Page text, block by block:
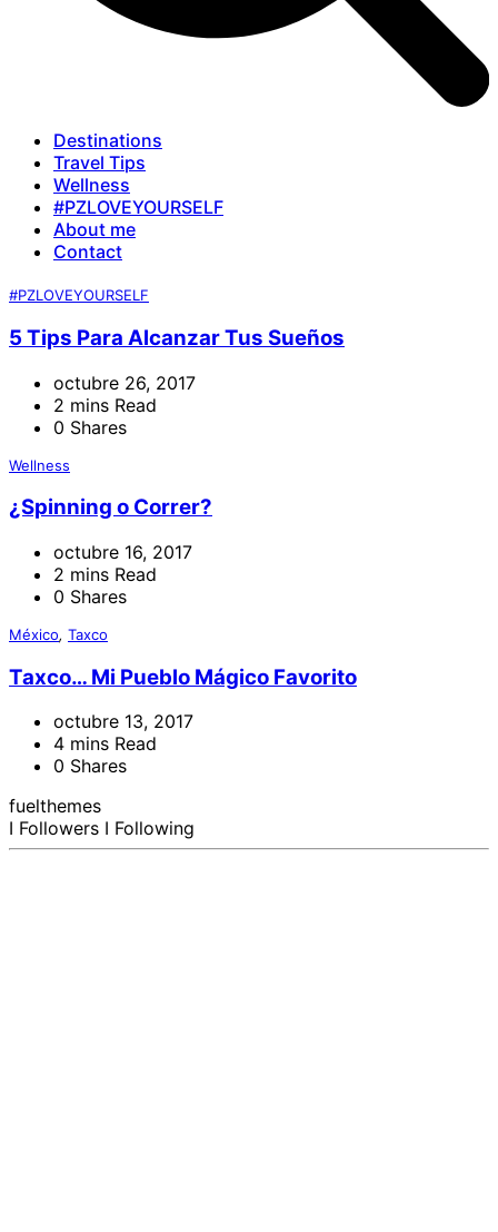
Destinations
Travel Tips
Wellness
#PZLOVEYOURSELF
About me
Contact
#PZLOVEYOURSELF
5 Tips Para Alcanzar Tus Sueños
octubre 26, 2017
2 mins Read
0 Shares
Wellness
¿Spinning o Correr?
octubre 16, 2017
2 mins Read
0 Shares
México, Taxco
Taxco… Mi Pueblo Mágico Favorito
octubre 13, 2017
4 mins Read
0 Shares
fuelthemes
I Followers I Following